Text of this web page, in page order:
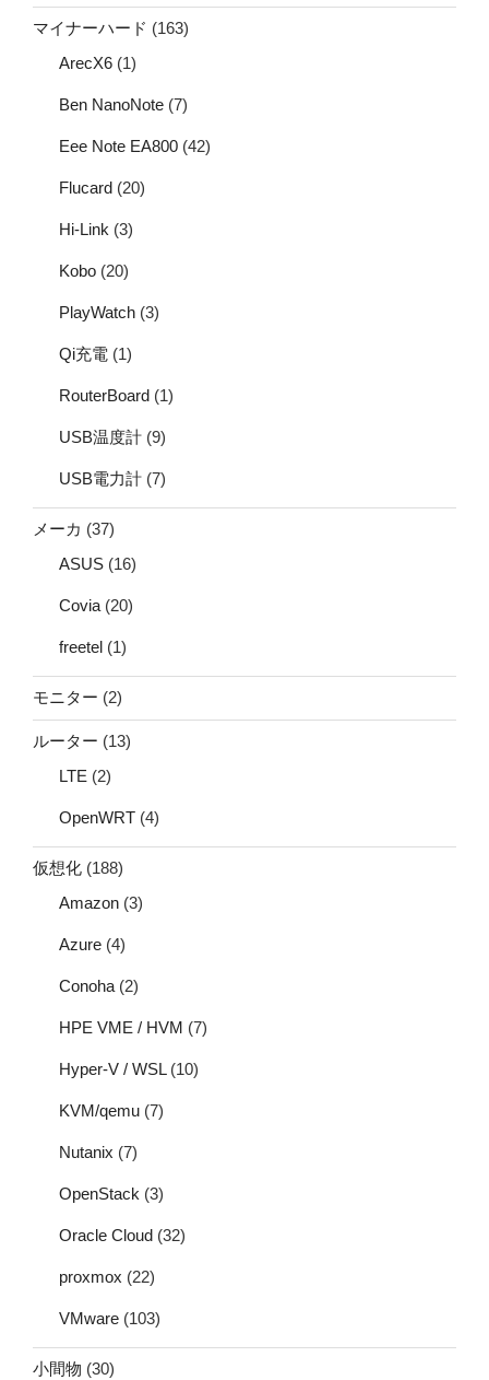
マイナーハード (163)
ArecX6 (1)
Ben NanoNote (7)
Eee Note EA800 (42)
Flucard (20)
Hi-Link (3)
Kobo (20)
PlayWatch (3)
Qi充電 (1)
RouterBoard (1)
USB温度計 (9)
USB電力計 (7)
メーカ (37)
ASUS (16)
Covia (20)
freetel (1)
モニター (2)
ルーター (13)
LTE (2)
OpenWRT (4)
仮想化 (188)
Amazon (3)
Azure (4)
Conoha (2)
HPE VME / HVM (7)
Hyper-V / WSL(10)
KVM/qemu (7)
Nutanix (7)
OpenStack (3)
Oracle Cloud (32)
proxmox (22)
VMware (103)
小間物 (30)